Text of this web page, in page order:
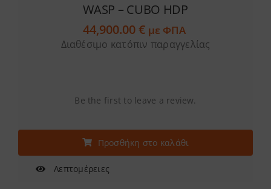
WASP – CUBO HDP
44,900.00€ με ΦΠΑ
Διαθέσιμο κατόπιν παραγγελίας
Be the first to leave a review.
Προσθήκη στο καλάθι
Λεπτομέρειες